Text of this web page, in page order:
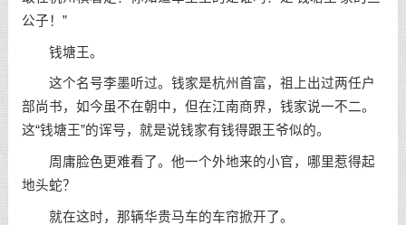
公子！”
钱塘王。
这个名号李墨听过。钱家是杭州首富，祖上出过两任户
部尚书，如今虽不在朝中，但在江南商界，钱家说一不二。
这“钱塘王”的诨号，就是说钱家有钱得跟王爷似的。
周庸脸色更难看了。他一个外地来的小官，哪里惹得起
地头蛇？
就在这时，那辆华贵马车的车帘掀开了。